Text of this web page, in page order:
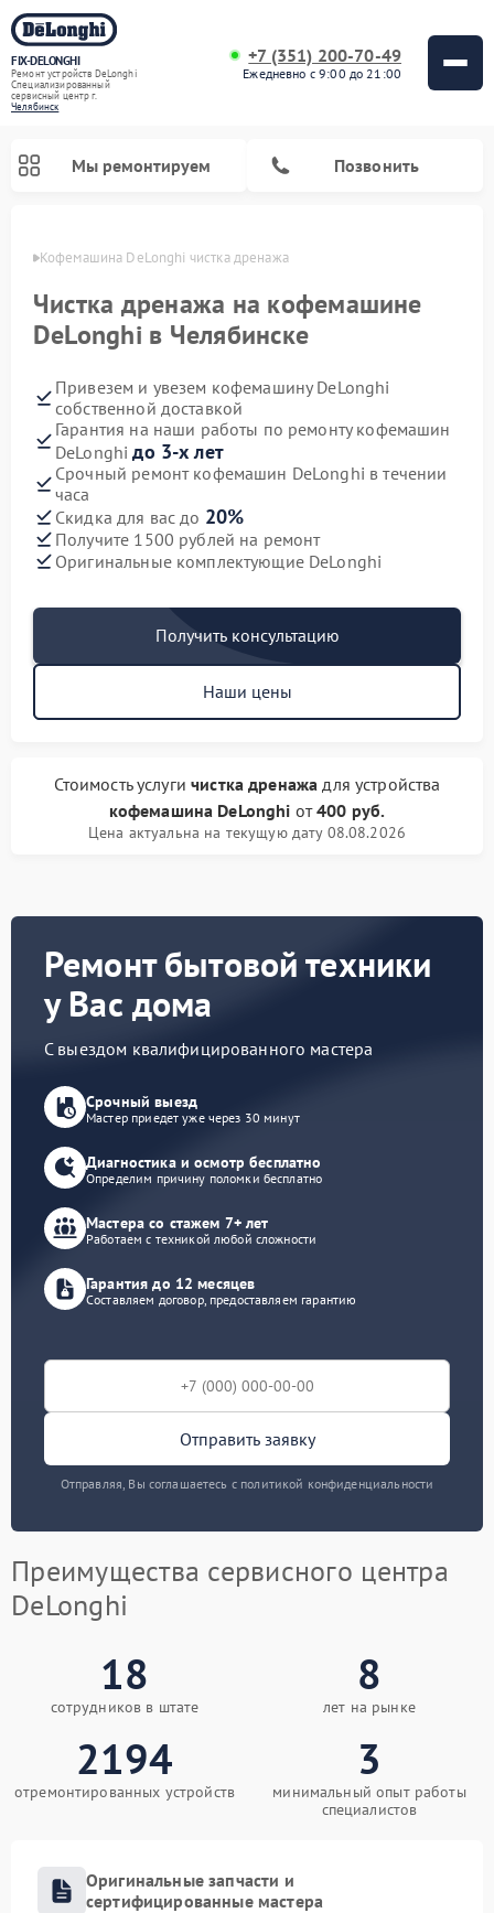
FIX-DELONGHI
Ремонт устройств DeLonghi
Специализированный
cервисный центр г.
Челябинск
+7 (351) 200-70-49
Ежедневно с 9:00 до 21:00
Мы ремонтируем Позвонить
Кофемашина DeLonghi чистка дренажа
Чистка дренажа на кофемашине
DeLonghi в Челябинске
Привезем и увезем кофемашину DeLonghi
собственной доставкой
Гарантия на наши работы по ремонту кофемашин
DeLonghiдо 3-х лет
Срочный ремонт кофемашин DeLonghi в течении
часа
Скидка для вас до 20%
Получите 1500 рублей на ремонт
Оригинальные комплектующие DeLonghi
Получить консультацию
Наши цены
Стоимость услугичистка дренажа для устройства
кофемашина DeLonghi от400 руб.
Цена актуальна на текущую дату 08.08.2026
Ремонт бытовой техники
у Вас дома
С выездом квалифицированного мастера
Срочный выезд
Мастер приедет уже через 30 минут
Диагностика и осмотр бесплатно
Определим причину поломки бесплатно
Мастера со стажем 7+ лет
Работаем с техникой любой сложности
Гарантия до 12 месяцев
Составляем договор, предоставляем гарантию
Отправить заявку
Отправляя, Вы соглашаетесь с политикой конфиденциальности
Преимущества сервисного центра
DeLonghi
18
сотрудников в штате
8
лет на рынке
2194
отремонтированных устройств
3
минимальный опыт работы
специалистов
Оригинальные запчасти и
сертифицированные мастера